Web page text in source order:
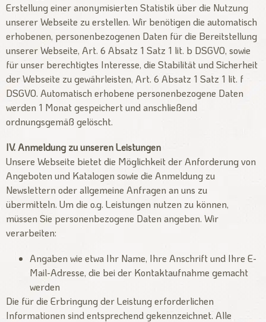
Erstellung einer anonymisierten Statistik über die Nutzung
unserer Webseite zu erstellen. Wir benötigen die automatisch
erhobenen, personenbezogenen Daten für die Bereitstellung
unserer Webseite, Art. 6 Absatz 1 Satz 1 lit. b DSGVO, sowie
für unser berechtigtes Interesse, die Stabilität und Sicherheit
der Webseite zu gewährleisten, Art. 6 Absatz 1 Satz 1 lit. f
DSGVO. Automatisch erhobene personenbezogene Daten
werden 1 Monat gespeichert und anschließend
ordnungsgemäß gelöscht.
IV. Anmeldung zu unseren Leistungen
Unsere Webseite bietet die Möglichkeit der Anforderung von
Angeboten und Katalogen sowie die Anmeldung zu
Newslettern oder allgemeine Anfragen an uns zu
übermitteln. Um die o.g. Leistungen nutzen zu können,
müssen Sie personenbezogene Daten angeben. Wir
verarbeiten:
Angaben wie etwa Ihr Name, Ihre Anschrift und Ihre E-
Mail-Adresse, die bei der Kontaktaufnahme gemacht
werden
Die für die Erbringung der Leistung erforderlichen
Informationen sind entsprechend gekennzeichnet. Alle